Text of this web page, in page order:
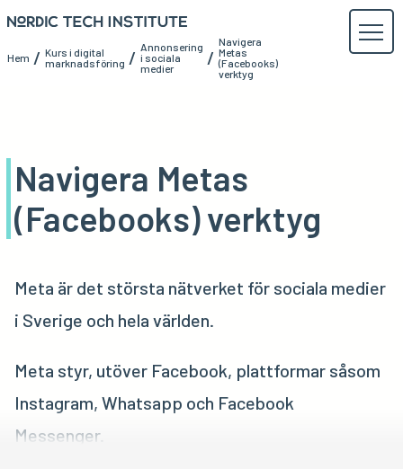
Hem / Kurs i digital
marknadsföring / Annonsering
i sociala
medier
/
Navigera
Metas
(Facebooks)
verktyg
Navigera Metas
(Facebooks) verktyg
Meta är det största nätverket för sociala medier
i Sverige och hela världen.
Meta styr, utöver Facebook, plattformar såsom
Instagram, Whatsapp och Facebook
Messenger.